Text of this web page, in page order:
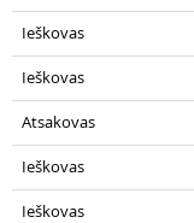
Ieškovas
Ieškovas
Atsakovas
Ieškovas
Ieškovas